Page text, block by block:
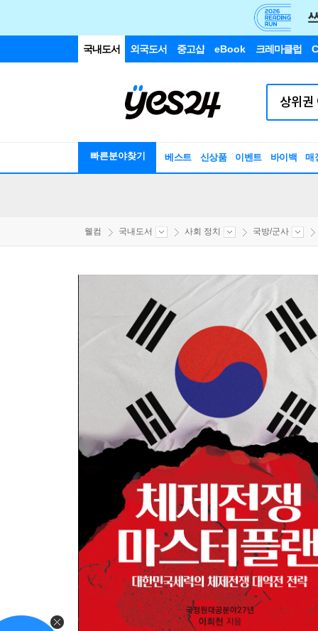
국내도서 외국도서 중고샵 eBook 크레마클럽
빠른분야찾기 베스트 신상품 이벤트 바이백 매
웰컴 국내도서 사회 정치 국방/군사